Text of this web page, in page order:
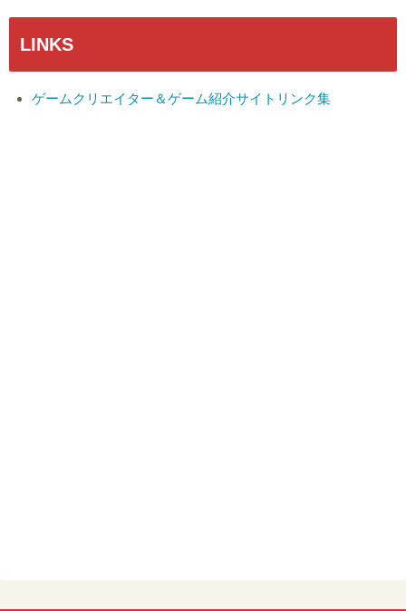
LINKS
ゲームクリエイター＆ゲーム紹介サイトリンク集